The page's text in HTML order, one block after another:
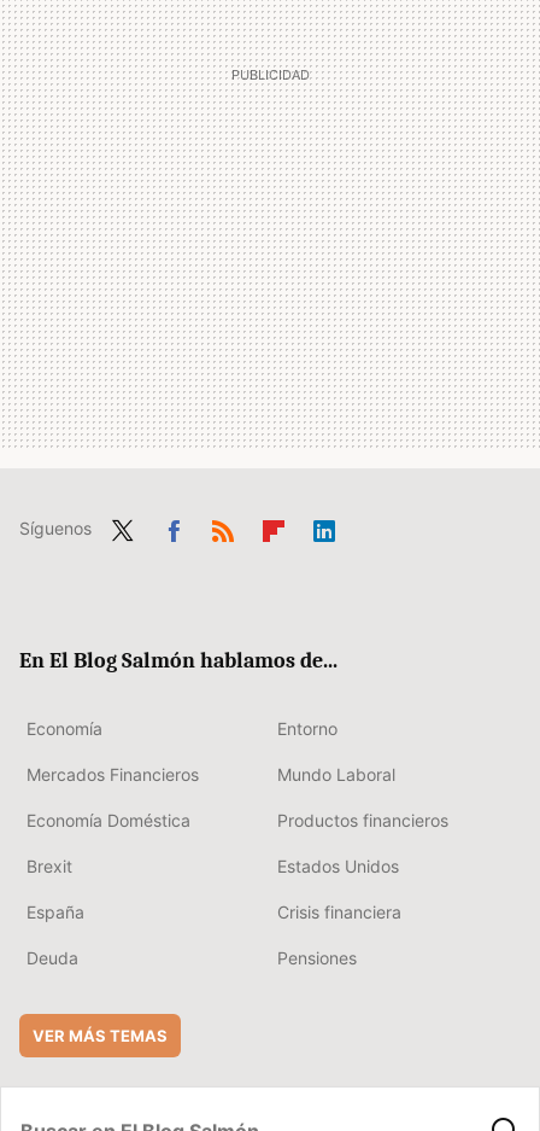
Síguenos
En El Blog Salmón hablamos de...
Economía Entorno
Mercados Financieros Mundo Laboral
Economía Doméstica Productos financieros
Brexit Estados Unidos
España Crisis financiera
Deuda Pensiones
VER MÁS TEMAS